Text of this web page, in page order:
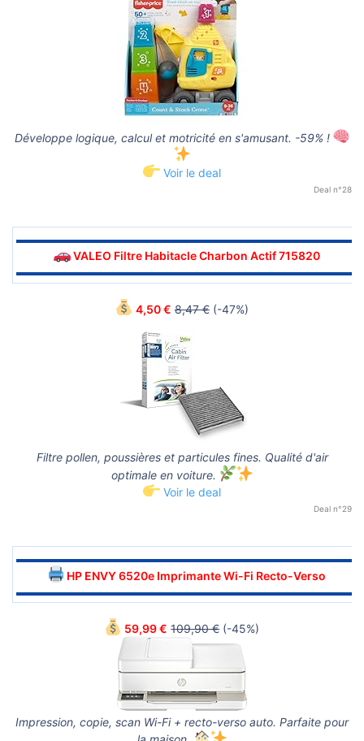
Développe logique, calcul et motricité en s'amusant. -59% !
Voir le deal
Deal n°28
▬▬▬▬▬▬▬▬▬▬▬▬▬▬▬▬▬▬▬▬▬▬▬▬▬▬▬▬▬▬
VALEO Filtre Habitacle Charbon Actif 715820
▬▬▬▬▬▬▬▬▬▬▬▬▬▬▬▬▬▬▬▬▬▬▬▬▬▬▬▬▬▬
4,50 € 8,47 €(-47%)
Filtre pollen, poussières et particules fines. Qualité d'air
optimale en voiture.
Voir le deal
Deal n°29
▬▬▬▬▬▬▬▬▬▬▬▬▬▬▬▬▬▬▬▬▬▬▬▬▬▬▬▬▬▬
HP ENVY 6520e Imprimante Wi-Fi Recto-Verso
▬▬▬▬▬▬▬▬▬▬▬▬▬▬▬▬▬▬▬▬▬▬▬▬▬▬▬▬▬▬
59,99 € 109,90 €(-45%)
Impression, copie, scan Wi-Fi + recto-verso auto. Parfaite pour